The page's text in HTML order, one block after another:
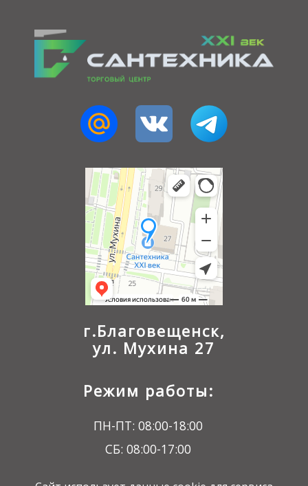
г.Благовещенск,
ул. Мухина 27
Режим работы:
ПН-ПТ: 08:00-18:00
СБ: 08:00-17:00